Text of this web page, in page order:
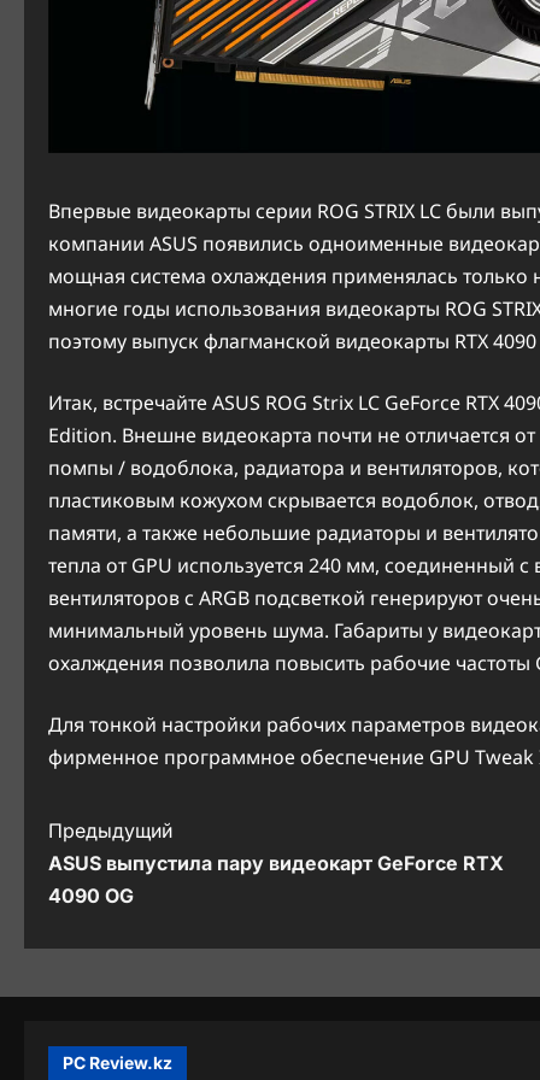
Впервые видеокарты серии ROG STRIX LC были
компании ASUS появились одноименные
мощная система охлаждения применялась
многие годы использования видеокарты ROG
поэтому выпуск флагманской видеокарты RTX
Итак, встречайте ASUS ROG Strix LC GeForce RTX
Edition. Внешне видеокарта почти не отличается
помпы / водоблока, радиатора и вентиляторов,
пластиковым кожухом скрывается водоблок,
памяти, а также небольшие радиаторы и
тепла от GPU используется 240 мм,
вентиляторов с ARGB подсветкой генерируют
минимальный уровень шума. Габариты у
охалждения позволила повысить рабочие
Для тонкой настройки рабочих параметров
фирменное программное обеспечение GPU Tweak
Н
а
г
а
Предыдущий
ASUS выпустила пару видеокарт GeForce RTX
4090 OG
PC Review.kz